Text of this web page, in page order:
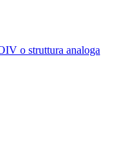
o struttura analoga